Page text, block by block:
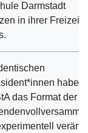
Darmstadt
in ihrer Freizeit
haben
das Format der